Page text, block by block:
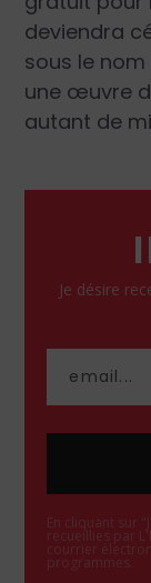
deviendra
sous le
une œuvre
autant de
Je désire
En cliquant sur
recueillies par
courrier
programmes.